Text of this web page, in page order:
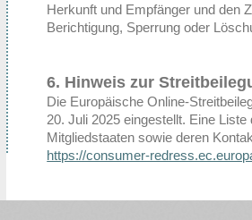
Herkunft und Empfänger und den
Berichtigung, Sperrung oder
6. Hinweis zur
Die Europäische Online-
20. Juli 2025 eingestellt. Eine
Mitgliedstaaten sowie deren
https://consumer-